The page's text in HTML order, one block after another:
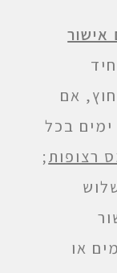
אם
ימים בכל
;
לכל שנה), 183 ימים או